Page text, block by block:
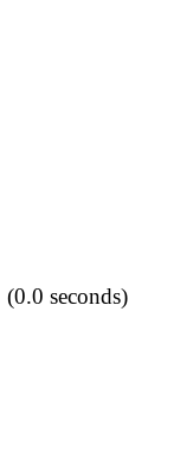
(0.0 seconds)